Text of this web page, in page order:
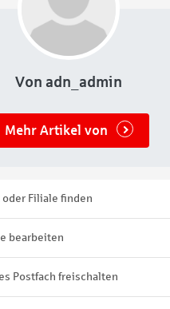
Von adn_admin
Mehr Artikel von
oder Filiale finden
bearbeiten
Postfach freischalten